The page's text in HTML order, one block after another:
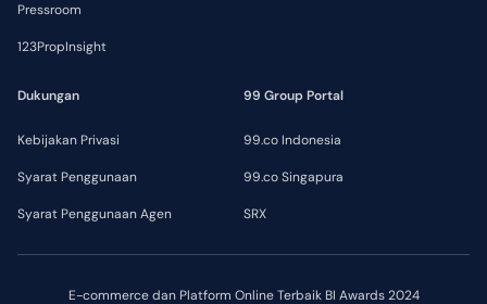
E-commerce dan Platform Online Terbaik BI Awards 2024
Pressroom
123PropInsight
Dukungan
Kebijakan Privasi
Syarat Penggunaan
Syarat Penggunaan Agen
99 Group Portal
99.co Indonesia
99.co Singapura
SRX